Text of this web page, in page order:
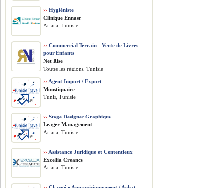
›› Hygiéniste
Clinique Ennasr
Ariana, Tunisie
›› Commercial Terrain - Vente de Livres
pour Enfants
Net Rise
Toutes les régions, Tunisie
›› Agent Import / Export
Moustiquaire
Tunis, Tunisie
›› Stage Designer Graphique
Leager Management
Ariana, Tunisie
›› Assistance Juridique et Contentieux
Excellia Creance
Ariana, Tunisie